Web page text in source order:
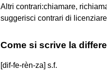
Altri contrari:chiamare,
suggerisci contrari di
Come si scrive la
[dif-fe-rèn-za] s.f.